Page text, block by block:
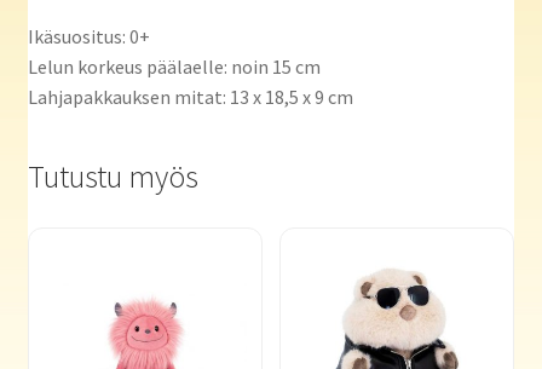
Ikäsuositus: 0+
Lelun korkeus päälaelle: noin 15 cm
Lahjapakkauksen mitat: 13 x 18,5 x 9 cm
Tutustu myös